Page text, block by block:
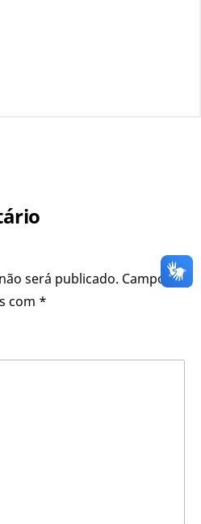
será publicado. Campos
com *